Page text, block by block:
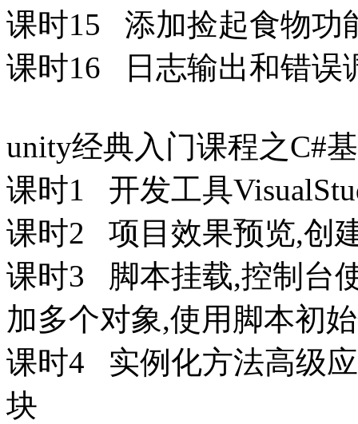
课时15 添加捡起食物功
课时16 日志输出和错误
unity经典入门课程之C#
课时1 开发工具
课时2 项目效果预览,创
课时3 脚本挂载,控制台
加多个对象,使用脚本初
课时4 实例化方法高级
块